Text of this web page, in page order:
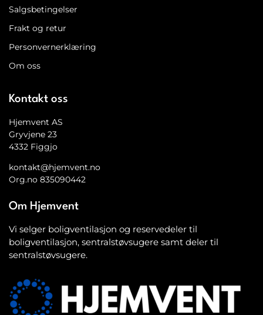
Salgsbetingelser
Frakt og retur
Personvernerklæring
Om oss
Kontakt oss
Hjemvent AS
Gryvjene 23
4332 Figgjo
kontakt@hjemvent.no
Org.no 835090442
Om Hjemvent
Vi selger boligventilasjon og reservedeler til
boligventilasjon, sentralstøvsugere samt deler til
sentralstøvsugere.